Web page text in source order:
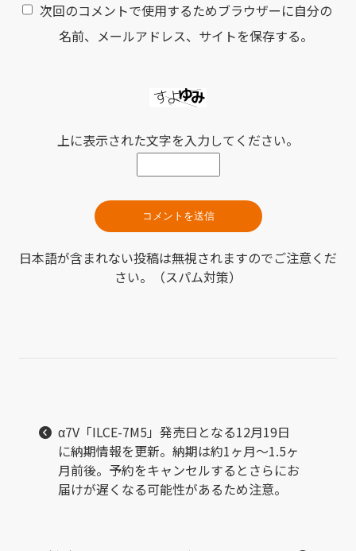
次回のコメントで使用するためブラウザーに自分の
名前、メールアドレス、サイトを保存する。
上に表示された文字を入力してください。
日本語が含まれない投稿は無視されますのでご注意くだ
さい。（スパム対策）
α7V「ILCE-7M5」発売日となる12月19日
に納期情報を更新。納期は約1ヶ月〜1.5ヶ
月前後。予約をキャンセルするとさらにお
届けが遅くなる可能性があるため注意。